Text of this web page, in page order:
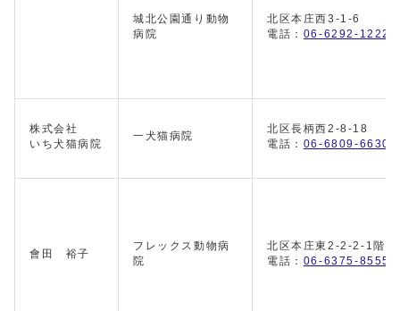
城北公園通り動物
病院
北区本庄西3-1-6
電話： 06-6292-1222
株式会社
いち犬猫病院
一犬猫病院
北区長柄西2-8-18
電話： 06-6809-6630
會田 裕子
フレックス動物病
院
北区本庄東2-2-2-1階
電話： 06-6375-8555